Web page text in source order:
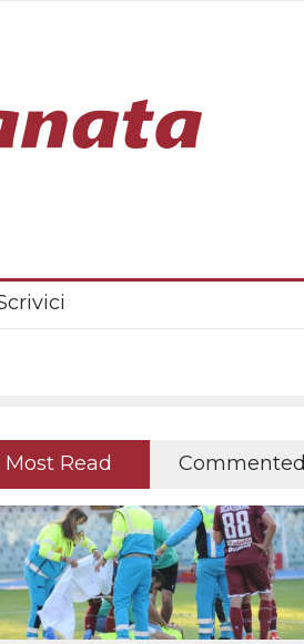
Most Read Commented